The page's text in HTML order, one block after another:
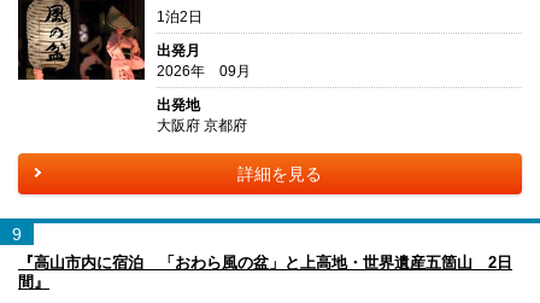
1泊2日
出発月
2026年 09月
出発地
大阪府 京都府
詳細を見る
9
『高山市内に宿泊 「おわら風の盆」と上高地・世界遺産五箇山 2日
間』